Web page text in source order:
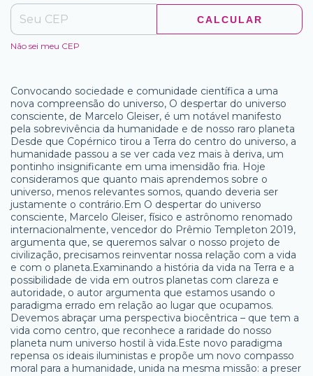
CALCULAR
Não sei meu CEP
Convocando sociedade e comunidade científica a uma
nova compreensão do universo, O despertar do universo
consciente, de Marcelo Gleiser, é um notável manifesto
pela sobrevivência da humanidade e de nosso raro planeta
Desde que Copérnico tirou a Terra do centro do universo, a
humanidade passou a se ver cada vez mais à deriva, um
pontinho insignificante em uma imensidão fria. Hoje
consideramos que quanto mais aprendemos sobre o
universo, menos relevantes somos, quando deveria ser
justamente o contrário.Em O despertar do universo
consciente, Marcelo Gleiser, físico e astrônomo renomado
internacionalmente, vencedor do Prêmio Templeton 2019,
argumenta que, se queremos salvar o nosso projeto de
civilização, precisamos reinventar nossa relação com a vida
e com o planeta.Examinando a história da vida na Terra e a
possibilidade de vida em outros planetas com clareza e
autoridade, o autor argumenta que estamos usando o
paradigma errado em relação ao lugar que ocupamos.
Devemos abraçar uma perspectiva biocêntrica – que tem a
vida como centro, que reconhece a raridade do nosso
planeta num universo hostil à vida.Este novo paradigma
repensa os ideais iluministas e propõe um novo compasso
moral para a humanidade, unida na mesma missão: a preser